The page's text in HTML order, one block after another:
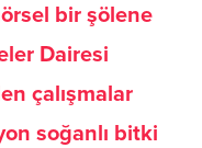
bir şölene
Dairesi
çalışmalar
soğanlı bitki